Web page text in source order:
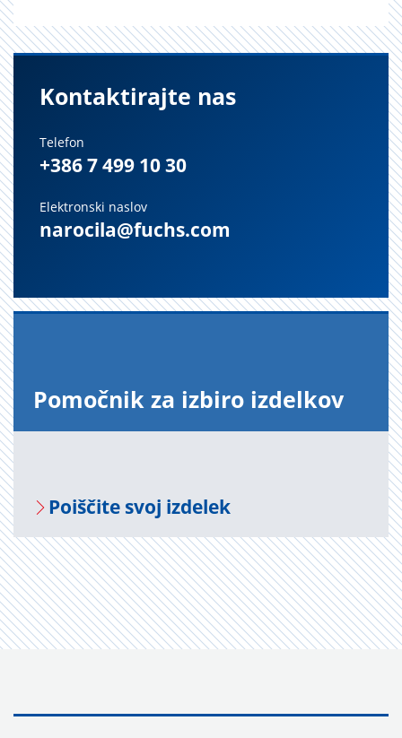
Kontaktirajte nas
Telefon
+386 7 499 10 30
Elektronski naslov
narocila@fuchs.com
Po­moč­nik za iz­bi­ro iz­del­kov
Po­i­šči­te svoj iz­de­lek